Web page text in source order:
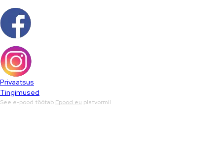
Privaatsus
Tingimused
See e-pood töötab Epood.eu platvormil